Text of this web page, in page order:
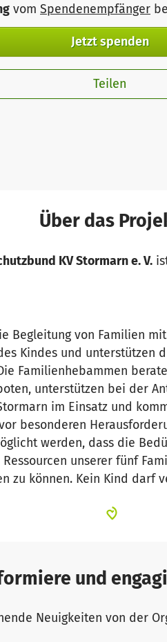
vom Spendenempfänger
Jetzt spenden
Teilen
Über das
KV Stormarn e. V.
Begleitung von Familien
Kindes und unterstützen
Familienhebammen
unterstützen bei der
im Einsatz und
besonderen
werden, dass die
unserer fünf
zu können. Kein Kind darf
und
Neuigkeiten von der